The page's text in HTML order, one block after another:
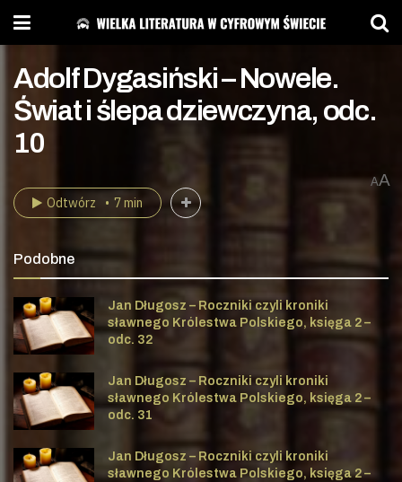
Adolf Dygasiński – Nowele.
Świat i ślepa dziewczyna, odc.
10
AA
Odtwórz 7 min
Podobne
Jan Długosz – Roczniki czyli kroniki
sławnego Królestwa Polskiego, księga 2 –
odc. 32
Jan Długosz – Roczniki czyli kroniki
sławnego Królestwa Polskiego, księga 2 –
odc. 31
Jan Długosz – Roczniki czyli kroniki
sławnego Królestwa Polskiego, księga 2 –